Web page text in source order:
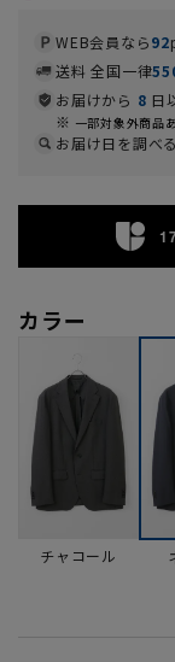
WEB会員なら92
送料 全国一律
お届けから 8 日
一部対象外商品
お届け日を調べ
カラー
チャコール